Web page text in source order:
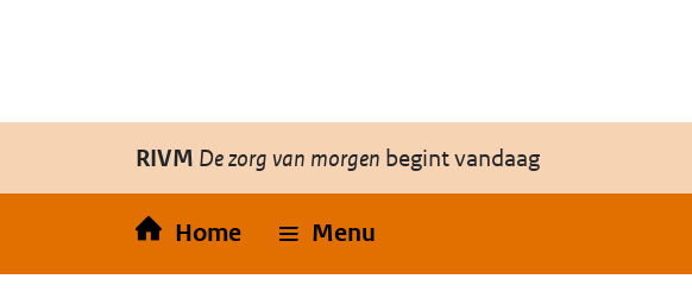
RIVM De zorg van morgen begint vandaag
Home Menu